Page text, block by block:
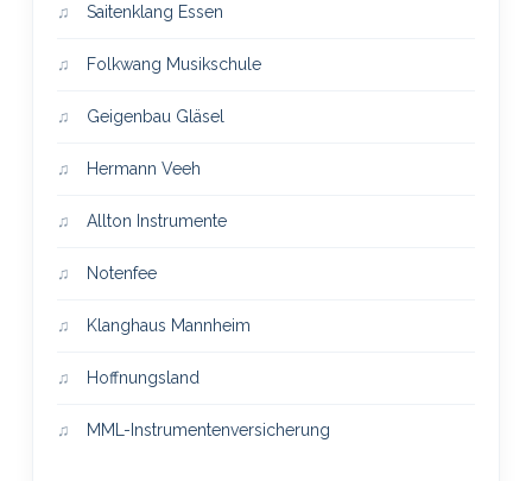
Saitenklang Essen
Folkwang Musikschule
Geigenbau Gläsel
Hermann Veeh
Allton Instrumente
Notenfee
Klanghaus Mannheim
Hoffnungsland
MML-Instrumentenversicherung